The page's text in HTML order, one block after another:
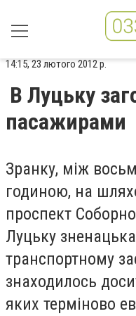
14:15, 23 лютого 2012 р.
В Луцьку
пасажирами
Зранку, між
годиною, на
проспект
Луцьку
транспортному
знаходилось
яких терміново